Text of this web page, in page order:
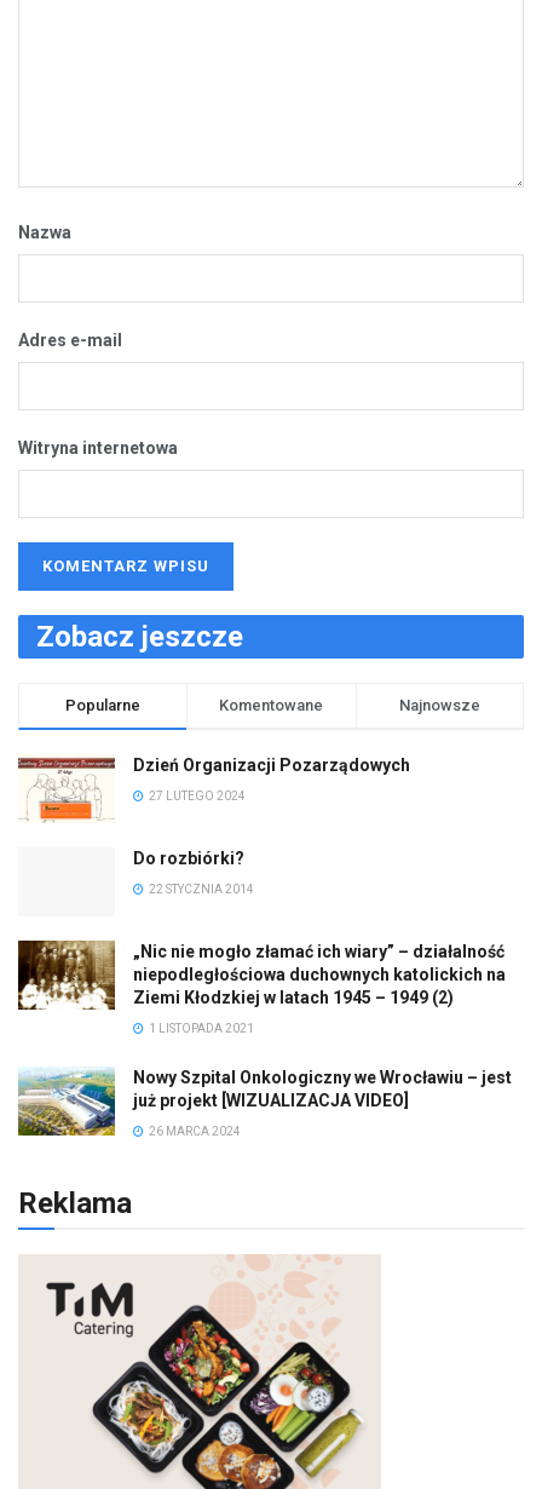
Nazwa
Adres e-mail
Witryna internetowa
Zobacz jeszcze
Popularne Komentowane Najnowsze
Dzień Organizacji Pozarządowych
27 LUTEGO 2024
Do rozbiórki?
22 STYCZNIA 2014
„Nic nie mogło złamać ich wiary” – działalność
niepodległościowa duchownych katolickich na
Ziemi Kłodzkiej w latach 1945 – 1949 (2)
1 LISTOPADA 2021
Nowy Szpital Onkologiczny we Wrocławiu – jest
już projekt [WIZUALIZACJA VIDEO]
26 MARCA 2024
Reklama